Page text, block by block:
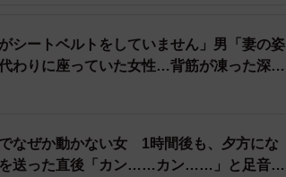
シートベルトをしていません」男「妻の姿
わりに座っていた女性…背筋が凍った深夜
なぜか動かない女 1時間後も、夕方にな
送った直後「カン……カン……」と足音が